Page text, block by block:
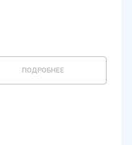
ПОДРОБНЕЕ